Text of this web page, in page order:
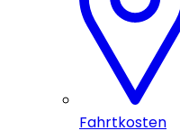
Fahrtkosten